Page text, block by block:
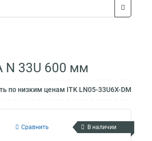
N 33U 600 мм
по низким ценам ITK LN05-33U6X-DM
Сравнить В наличии